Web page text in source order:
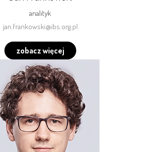
analityk
jan.frankowski@ibs.org.pl
zobacz więcej